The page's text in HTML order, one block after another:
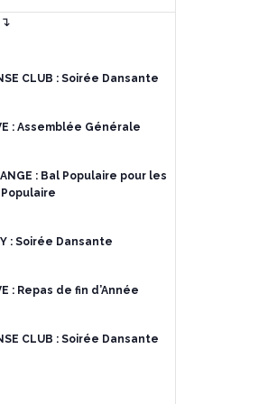
↴
CLUB : Soirée Dansante
: Assemblée Générale
: Bal Populaire pour les
: Soirée Dansante
: Repas de fin d’Année
CLUB : Soirée Dansante